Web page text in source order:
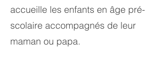
accueille les enfants en âge pré-
scolaire accompagnés de leur
maman ou papa.